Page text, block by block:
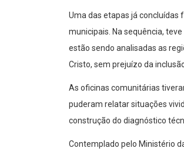
Uma das etapas já
municipais. Na sequência,
estão sendo analisadas as
Cristo, sem prejuízo da
As oficinas comunitárias
puderam relatar situações
construção do diagnóstico
Contemplado pelo Ministério